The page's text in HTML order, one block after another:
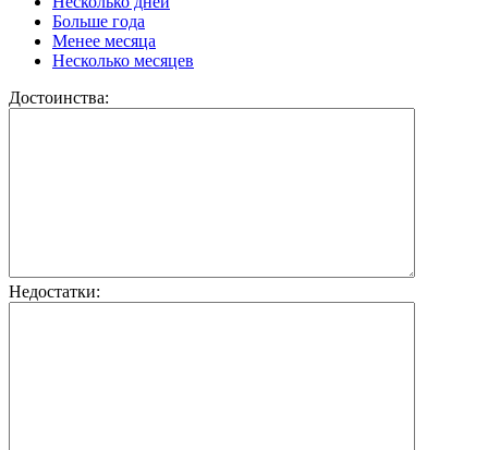
Больше года
Менее месяца
Несколько месяцев
Достоинства:
Недостатки: